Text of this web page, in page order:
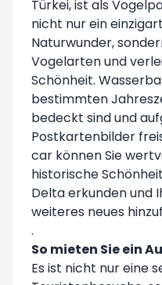
Türkei, ist als
nicht nur ein
Naturwunder,
Vogelarten und
Schönheit.
bestimmten
bedeckt sind und
Postkartenbilder
car können Sie
historische
Delta erkunden und
weiteres neues
.
So mieten Sie ein
Es ist nicht nur eine